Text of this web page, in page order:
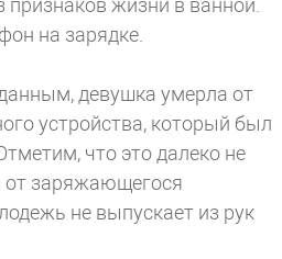
жизни в ванной.
на зарядке.
девушка умерла от
устройства, который был
что это далеко не
от заряжающегося
не выпускает из рук